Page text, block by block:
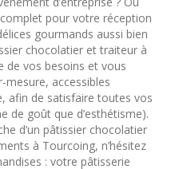
pour votre réception
gourmands aussi bien
chocolatier et traiteur à
de vos besoins et vous
accessibles
afin de satisfaire toutes vos
de goût que d’esthétisme).
d’un pâtissier chocolatier
à Tourcoing, n’hésitez
: votre pâtisserie